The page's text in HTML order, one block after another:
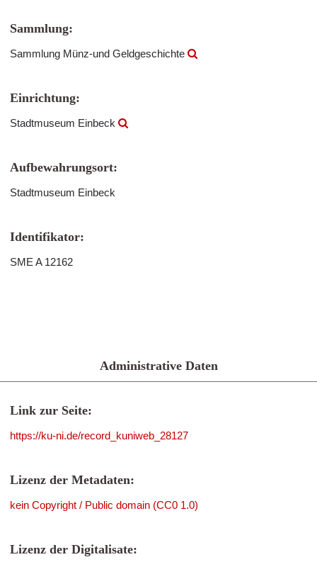
Sammlung:
Sammlung Münz-und Geldgeschichte
Einrichtung:
Stadtmuseum Einbeck
Aufbewahrungsort:
Stadtmuseum Einbeck
Identifikator:
SME A 12162
Administrative Daten
Link zur Seite:
https://ku-ni.de/record_kuniweb_28127
Lizenz der Metadaten:
kein Copyright / Public domain (CC0 1.0)
Lizenz der Digitalisate: